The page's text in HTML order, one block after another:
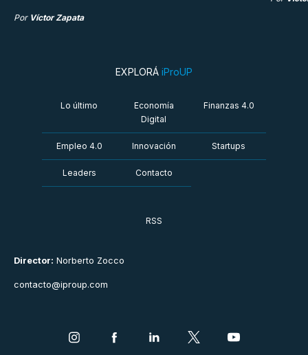
Por Víctor Zapata
Director: Norberto Zocco
contacto@iproup.com
EXPLORÁ iProUP
Lo último
Economía
Digital
Finanzas 4.0
Empleo 4.0 Innovación Startups
Leaders Contacto
RSS